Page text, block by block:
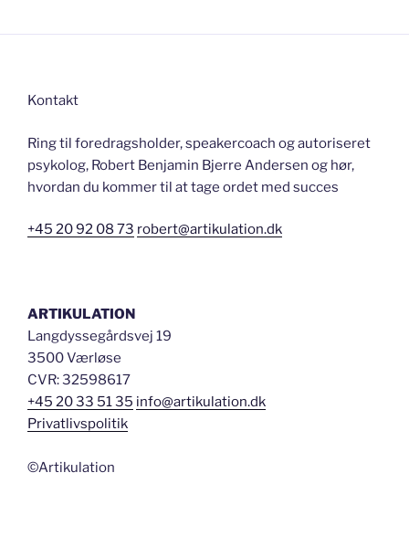
Kontakt
Ring til foredragsholder, speakercoach og autoriseret
psykolog, Robert Benjamin Bjerre Andersen og hør,
hvordan du kommer til at tage ordet med succes
+45 20 92 08 73 robert@artikulation.dk
ARTIKULATION
Langdyssegårdsvej 19
3500 Værløse
CVR: 32598617
+45 20 33 51 35 info@artikulation.dk
Privatlivspolitik
©Artikulation